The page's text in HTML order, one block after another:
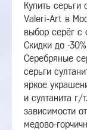
Купить серьги
Valeri-Art в
выбор серёг с
Скидки до -
Серебряные
серьги
яркое
и султанита
зависимости
медово-